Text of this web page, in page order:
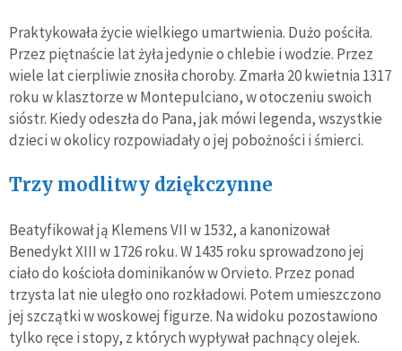
Praktykowała życie wielkiego umartwienia. Dużo pościła.
Przez piętnaście lat żyła jedynie o chlebie i wodzie. Przez
wiele lat cierpliwie znosiła choroby. Zmarła 20 kwietnia 1317
roku w klasztorze w Montepulciano, w otoczeniu swoich
sióstr. Kiedy odeszła do Pana, jak mówi legenda, wszystkie
dzieci w okolicy rozpowiadały o jej pobożności i śmierci.
Trzy modlitwy dziękczynne
Beatyfikował ją Klemens VII w 1532, a kanonizował
Benedykt XIII w 1726 roku. W 1435 roku sprowadzono jej
ciało do kościoła dominikanów w Orvieto. Przez ponad
trzysta lat nie uległo ono rozkładowi. Potem umieszczono
jej szczątki w woskowej figurze. Na widoku pozostawiono
tylko ręce i stopy, z których wypływał pachnący olejek.